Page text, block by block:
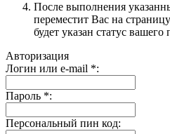
После выполнения
переместит Вас на
будет указан статус вашего
Авторизация
Логин или e-mail *:
Пароль *:
Персональный пин код: